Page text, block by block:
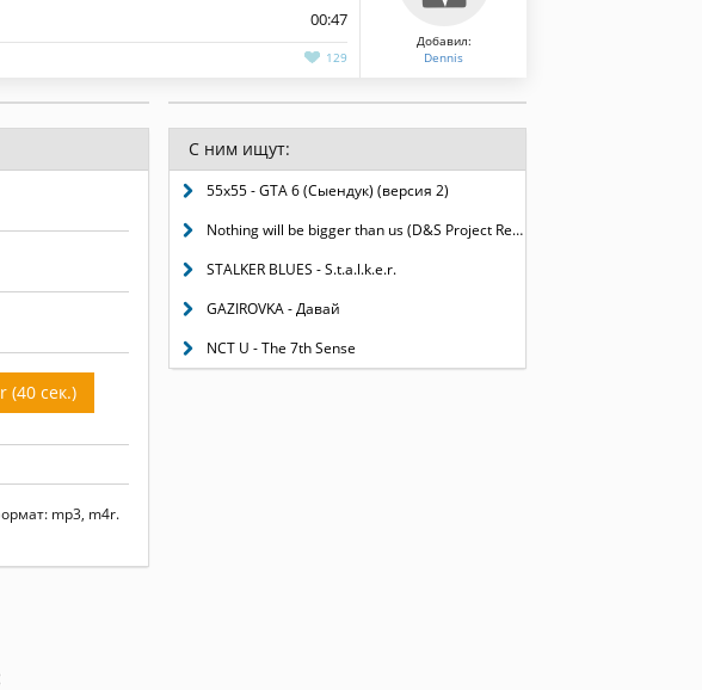
00:47
129
Добавил:
Dennis
(40 сек.)
mp3, m4r.
С ним ищут:
55x55 - GTA 6 (Сыендук) (версия 2)
Nothing will be bigger than us (D&S Project Remix)
STALKER BLUES - S.t.a.l.k.e.r.
GAZIROVKA - Давай
NCT U - The 7th Sense